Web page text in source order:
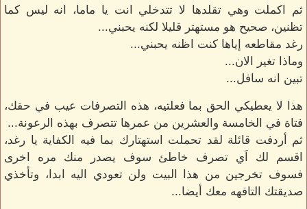
ثم اكملت وهي تقلدها لا تتدخلي انت يا ماما، انه ليس كما
تظنين، صحيح هو مستهتر قليلا لكنه يحبني...
رغد مقاطعه إياها كنت اظنه يحبني...
وماذا تغير الان...
تبين انه سافل...
هذا لا يعطيكي الحق بما فعلتيه، هذه التصرفات عيب في حقك،
فتاة في الخامسة والعشرين من عمرها تتصرف بهذه الرعونة...
ثم أردفت قائلة لقد تحملت استهتارك بما فيه الكفاية يا رغد،
اقسم لك اَي تصرف خاطئ سوف يصدر منك مره اخرى
فسوف تخرجين من هذا البيت ولن تعودي اليه ابدا، وتأخذي
صديقتك التافهه معك أيضا...